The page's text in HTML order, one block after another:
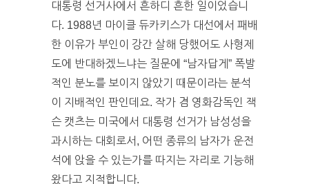
대통령 선거사에서 흔하디 흔한 일이었습니
다. 1988년 마이클 듀카키스가 대선에서 패배
한 이유가 부인이 강간 살해 당했어도 사형제
도에 반대하겠느냐는 질문에 “남자답게” 폭발
적인 분노를 보이지 않았기 때문이라는 분석
이 지배적인 판인데요. 작가 겸 영화감독인 잭
슨 캣츠는 미국에서 대통령 선거가 남성성을
과시하는 대회로서, 어떤 종류의 남자가 운전
석에 앉을 수 있는가를 따지는 자리로 기능해
왔다고 지적합니다.